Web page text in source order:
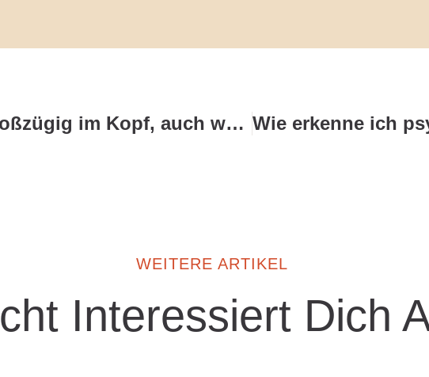
Wie bleibe ich großzügig im Kopf, auch wenn das Budget klein ist?
WEITERE ARTIKEL
Interessiert Dich